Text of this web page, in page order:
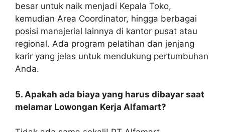
besar untuk naik menjadi Kepala Toko,
kemudian Area Coordinator, hingga berbagai
posisi manajerial lainnya di kantor pusat atau
regional. Ada program pelatihan dan jenjang
karir yang jelas untuk mendukung pertumbuhan
Anda.
5. Apakah ada biaya yang harus dibayar saat
melamar Lowongan Kerja Alfamart?